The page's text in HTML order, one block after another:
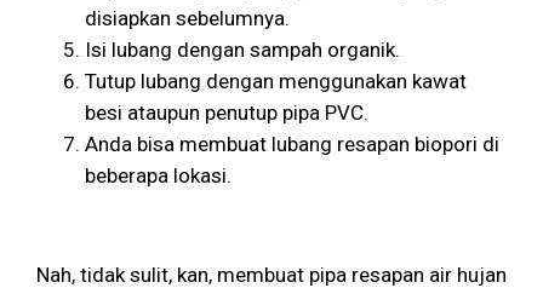
disiapkan sebelumnya.
Isi lubang dengan sampah organik.
Tutup lubang dengan menggunakan kawat
besi ataupun penutup pipa PVC.
Anda bisa membuat lubang resapan biopori di
beberapa lokasi.
Nah, tidak sulit, kan, membuat pipa resapan air hujan